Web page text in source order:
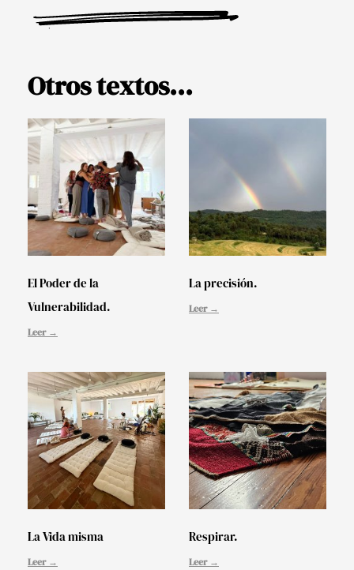
Otros textos...
El Poder de la
Vulnerabilidad.
Leer →
La precisión.
Leer →
La Vida misma
Leer →
Respirar.
Leer →